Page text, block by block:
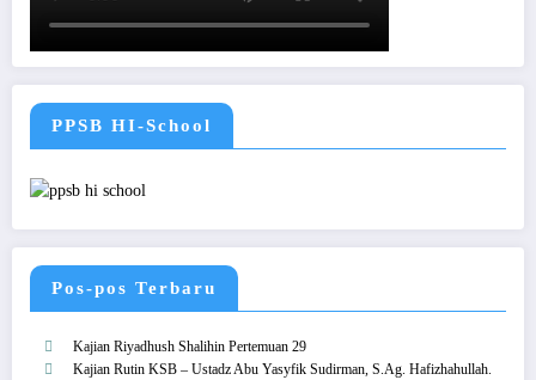
PPSB HI-School
Pos-pos Terbaru
Kajian Riyadhush Shalihin Pertemuan 29
Kajian Rutin KSB – Ustadz Abu Yasyfik Sudirman, S.Ag. Hafizhahullah.